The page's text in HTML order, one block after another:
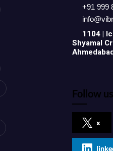
+91 999
1104 |
Shyamal
Follow
x